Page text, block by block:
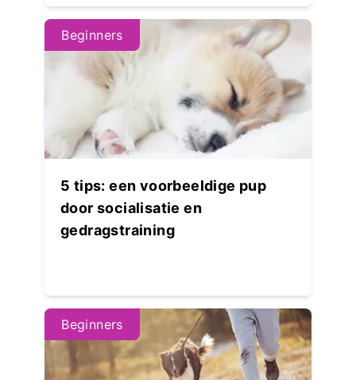
Beginners
5 tips: een voorbeeldige pup
door socialisatie en
gedragstraining
Beginners